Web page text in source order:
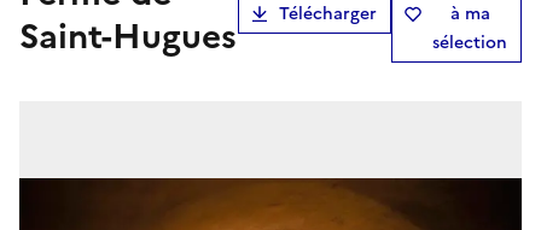
Saint-Hugues
Télécharger
à ma
sélection